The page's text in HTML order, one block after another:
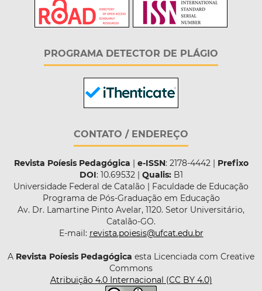
PROGRAMA DETECTOR DE PLÁGIO
CONTATO / ENDEREÇO
Revista Poíesis Pedagógica e-ISSN: 2178-4442 | Prefixo
DOI: 10.69532 | Qualis:B1
Universidade Federal de Catalão | Faculdade de Educação
Programa de Pós-Graduação em Educação
Av. Dr. Lamartine Pinto Avelar, 1120. Setor Universitário,
Catalão-GO.
E-mail: revista.poiesis@ufcat.edu.br
A Revista Poíesis Pedagógica esta Licenciada com Creative
Commons
Atribuição 4.0 Internacional (CC BY 4.0)